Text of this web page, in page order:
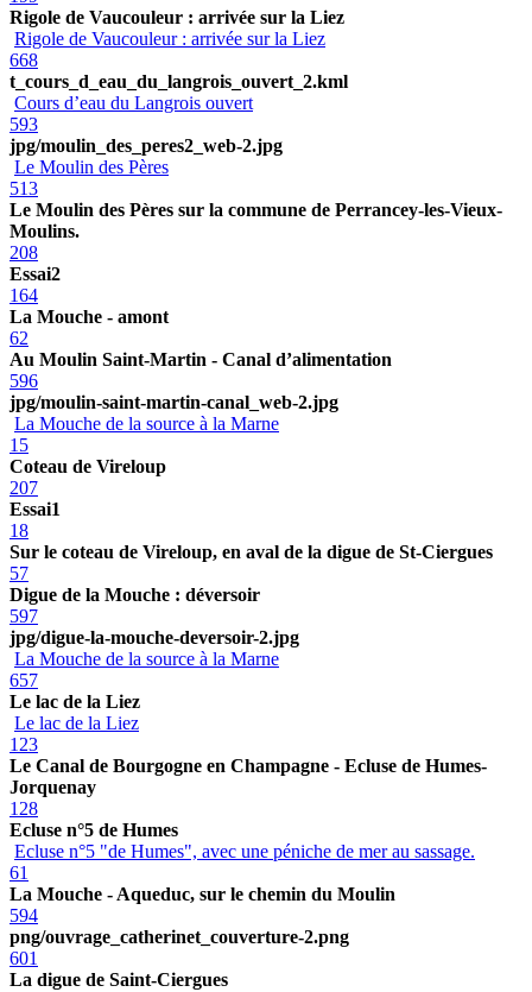
Rigole de Vaucouleur : arrivée sur la Liez
Rigole de Vaucouleur : arrivée sur la Liez
668
t_cours_d_eau_du_langrois_ouvert_2.kml
Cours d’eau du Langrois ouvert
593
jpg/moulin_des_peres2_web-2.jpg
Le Moulin des Pères
513
Le Moulin des Pères sur la commune de Perrancey-les-Vieux-
Moulins.
208
Essai2
164
La Mouche - amont
62
Au Moulin Saint-Martin - Canal d’alimentation
596
jpg/moulin-saint-martin-canal_web-2.jpg
La Mouche de la source à la Marne
15
Coteau de Vireloup
207
Essai1
18
Sur le coteau de Vireloup, en aval de la digue de St-Ciergues
57
Digue de la Mouche : déversoir
597
jpg/digue-la-mouche-deversoir-2.jpg
La Mouche de la source à la Marne
657
Le lac de la Liez
Le lac de la Liez
123
Le Canal de Bourgogne en Champagne - Ecluse de Humes-
Jorquenay
128
Ecluse n°5 de Humes
Ecluse n°5 "de Humes", avec une péniche de mer au sassage.
61
La Mouche - Aqueduc, sur le chemin du Moulin
594
png/ouvrage_catherinet_couverture-2.png
601
La digue de Saint-Ciergues